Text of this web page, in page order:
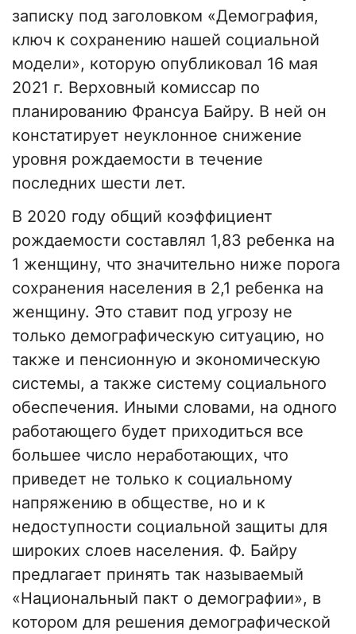
записку под заголовком «Демография,
ключ к сохранению нашей социальной
модели», которую опубликовал 16 мая
2021 г. Верховный комиссар по
планированию Франсуа Байру. В ней он
констатирует неуклонное снижение
уровня рождаемости в течение
последних шести лет.
В 2020 году общий коэффициент
рождаемости составлял 1,83 ребенка на
1 женщину, что значительно ниже порога
сохранения населения в 2,1 ребенка на
женщину. Это ставит под угрозу не
только демографическую ситуацию, но
также и пенсионную и экономическую
системы, а также систему социального
обеспечения. Иными словами, на одного
работающего будет приходиться все
большее число неработающих, что
приведет не только к социальному
напряжению в обществе, но и к
недоступности социальной защиты для
широких слоев населения. Ф. Байру
предлагает принять так называемый
«Национальный пакт о демографии», в
котором для решения демографической